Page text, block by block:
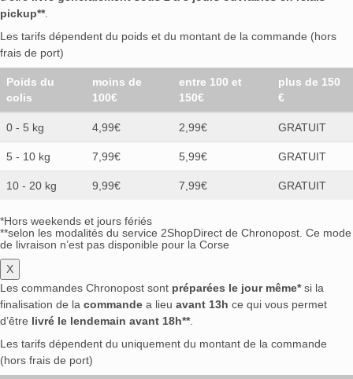
pickup**.
Les tarifs dépendent du poids et du montant de la commande (hors
frais de port)
Poids du
colis
moins de
100€
entre 100 et
150€
plus de 150
€
0 - 5 kg 4,99€ 2,99€ GRATUIT
5 - 10 kg 7,99€ 5,99€ GRATUIT
10 - 20 kg 9,99€ 7,99€ GRATUIT
*Hors weekends et jours fériés
**selon les modalités du service 2ShopDirect de Chronopost. Ce mode
de livraison n’est pas disponible pour la Corse
X
Les commandes Chronopost sont préparées le jour même*si la
finalisation de la commande a lieu avant 13h ce qui vous permet
d’être livré le lendemain avant 18h**.
Les tarifs dépendent du uniquement du montant de la commande
(hors frais de port)